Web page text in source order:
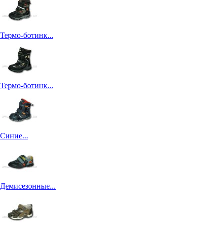
Термо-ботинк...
Термо-ботинк...
Синие...
Демисезонные...